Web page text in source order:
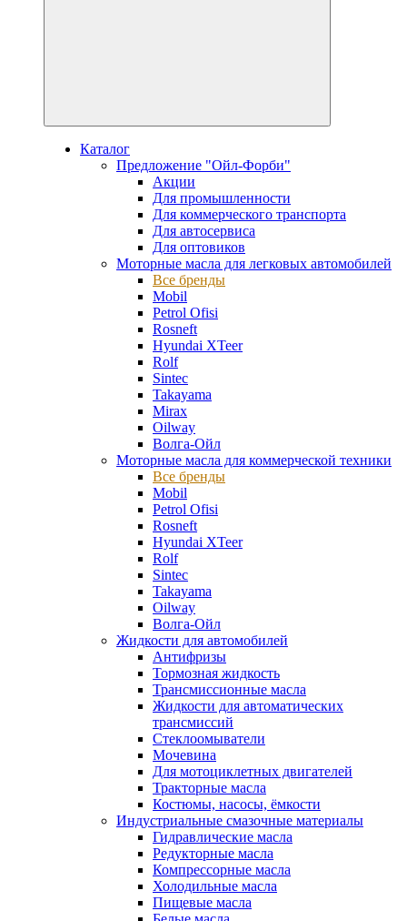
Каталог
Предложение "Ойл-Форби"
Акции
Для промышленности
Для коммерческого транспорта
Для автосервиса
Для оптовиков
Моторные масла для легковых автомобилей
Все бренды
Mobil
Petrol Ofisi
Rosneft
Hyundai XTeer
Rolf
Sintec
Takayama
Mirax
Oilway
Волга-Ойл
Моторные масла для коммерческой техники
Все бренды
Mobil
Petrol Ofisi
Rosneft
Hyundai XTeer
Rolf
Sintec
Takayama
Oilway
Волга-Ойл
Жидкости для автомобилей
Антифризы
Тормозная жидкость
Трансмиссионные масла
Жидкости для автоматических
трансмиссий
Стеклоомыватели
Мочевина
Для мотоциклетных двигателей
Тракторные масла
Костюмы, насосы, ёмкости
Индустриальные смазочные материалы
Гидравлические масла
Редукторные масла
Компрессорные масла
Холодильные масла
Пищевые масла